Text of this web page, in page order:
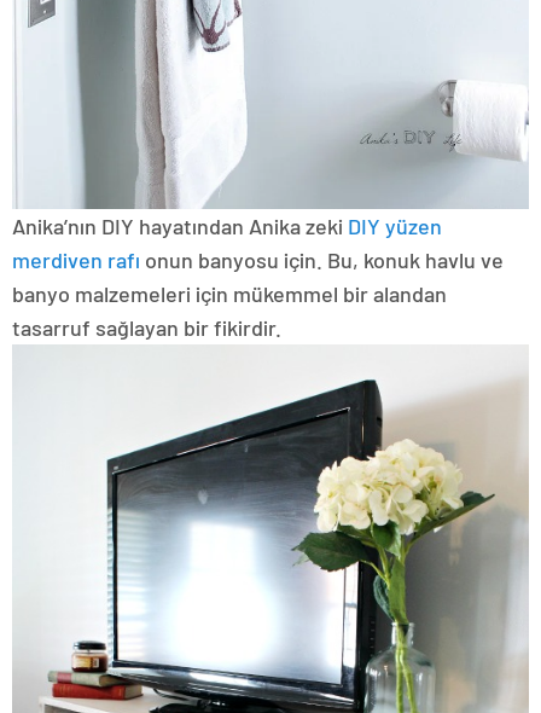
Anika’nın DIY hayatından Anika zeki DIY yüzen
merdiven rafı onun banyosu için. Bu, konuk havlu ve
banyo malzemeleri için mükemmel bir alandan
tasarruf sağlayan bir fikirdir.